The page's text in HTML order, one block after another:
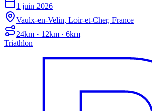
1 juin 2026
Vaulx-en-Velin, Loir-et-Cher, France
24km · 12km · 6km
Triathlon